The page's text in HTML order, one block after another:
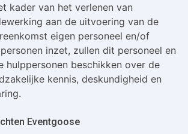
kader van het verlenen van
aan de uitvoering van de
eigen personeel en/of
inzet, zullen dit personeel en
hulppersonen beschikken over de
kennis, deskundigheid en
Eventgoose